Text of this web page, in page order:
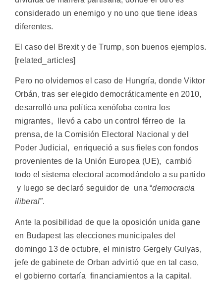
considerado un enemigo y no uno que tiene ideas
diferentes.
El caso del Brexit y de Trump, son buenos ejemplos.
[related_articles]
Pero no olvidemos el caso de Hungría, donde Viktor
Orbán, tras ser elegido democráticamente en 2010,
desarrolló una política xenófoba contra los
migrantes, llevó a cabo un control férreo de la
prensa, de la Comisión Electoral Nacional y del
Poder Judicial, enriqueció a sus fieles con fondos
provenientes de la Unión Europea (UE), cambió
todo el sistema electoral acomodándolo a su partido
y luego se declaró seguidor de una “democracia
iliberal”.
Ante la posibilidad de que la oposición unida gane
en Budapest las elecciones municipales del
domingo 13 de octubre, el ministro Gergely Gulyas,
jefe de gabinete de Orban advirtió que en tal caso,
el gobierno cortaría financiamientos a la capital.